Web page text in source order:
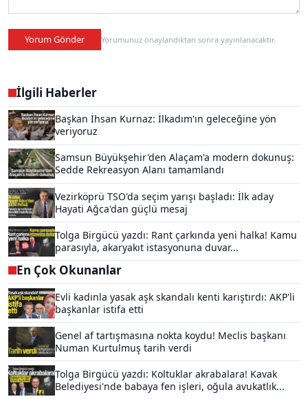
Yorum Gönder Yorumunuz onaylandıktan sonra yayınlanacaktır.
İlgili Haberler
Başkan İhsan Kurnaz: İlkadım'ın geleceğine yön
veriyoruz
Samsun Büyükşehir'den Alaçam'a modern dokunuş:
Sedde Rekreasyon Alanı tamamlandı
Vezirköprü TSO'da seçim yarışı başladı: İlk aday
Hayati Ağca'dan güçlü mesaj
Tolga Birgücü yazdı: Rant çarkında yeni halka! Kamu
parasıyla, akaryakıt istasyonuna duvar...
En Çok Okunanlar
Evli kadınla yasak aşk skandalı kenti karıştırdı: AKP'li
başkanlar istifa etti
Genel af tartışmasına nokta koydu! Meclis başkanı
Numan Kurtulmuş tarih verdi
Tolga Birgücü yazdı: Koltuklar akrabalara! Kavak
Belediyesi'nde babaya fen işleri, oğula avukatlık...